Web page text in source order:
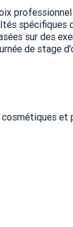
professionnel
sur des
de stage